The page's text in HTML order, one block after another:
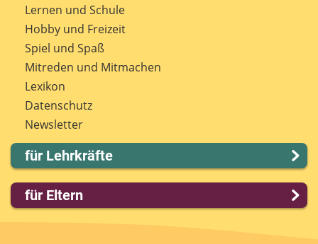
Kontakt
Impressum
Internet-ABC Sitemap
Barrierefreiheit
Länderprojekte
Lernen und Schule
Hobby und Freizeit
Spiel und Spaß
Mitreden und Mitmachen
Lexikon
Datenschutz
Newsletter
für Lehrkräfte
Lernmodule
Unterrichts­materialien
für Eltern